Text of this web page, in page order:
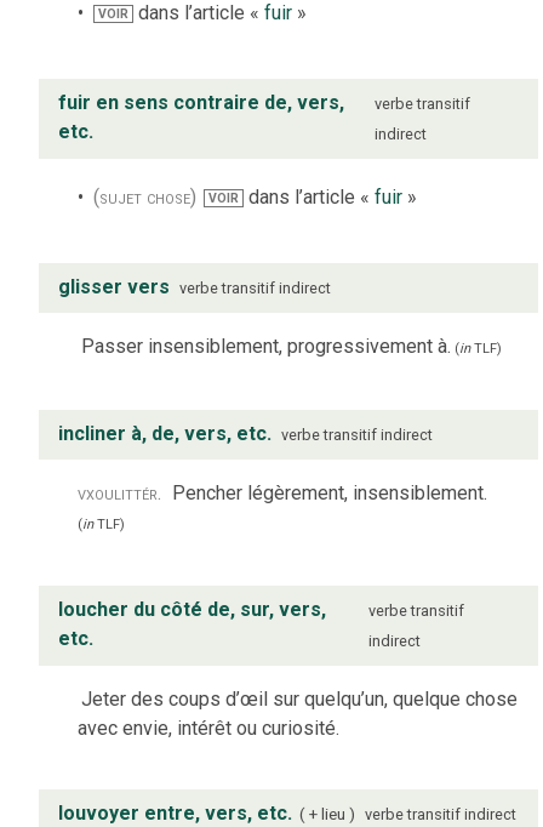
VOIR dans l’article «fuir »
fuir en sens contraire de, vers,
etc.
verbe transitif
indirect
(sujet chose) VOIR dans l’article « fuir»
glisser vers verbe transitif indirect
Passer insensiblement, progressivement à. (inTLF)
incliner à, de, vers, etc. verbe transitif indirect
vxoulittér. Pencher légèrement, insensiblement.
(inTLF)
loucher du côté de, sur, vers,
etc.
verbe transitif
indirect
Jeter des coups d’œil sur quelqu’un, quelque chose
avec envie, intérêt ou curiosité.
louvoyer entre, vers, etc. + lieu verbe transitif indirect